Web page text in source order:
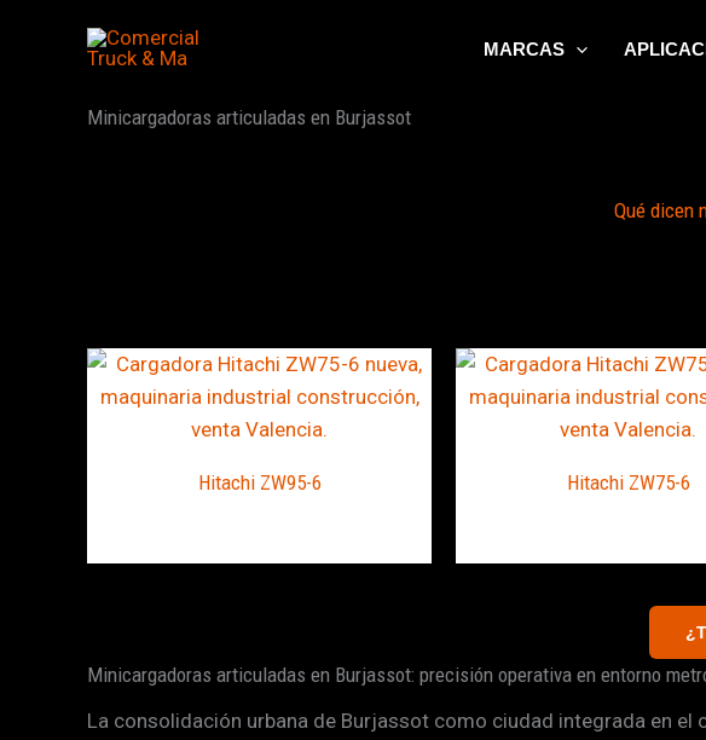
MARCAS
Minicargadoras articuladas en Burjassot
Qué dicen
Hitachi ZW95-6
Hitachi ZW75-6
Minicargadoras articuladas en Burjassot: precisión operativa en entorno
La consolidación urbana de Burjassot como ciudad integrada en